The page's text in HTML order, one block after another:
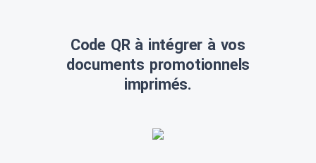
Code QR à intégrer à vos
documents promotionnels
imprimés.